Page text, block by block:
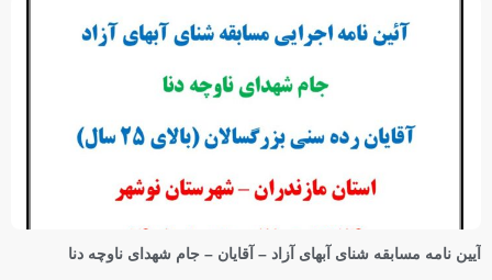
آیین نامه مسابقه شنای آبهای آزاد – آقایان – جام شهدای ناوچه دنا